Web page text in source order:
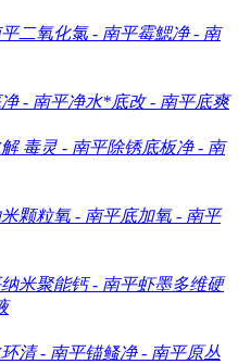
二氧化氯 - 南平霉鰓净 - 南
- 南平净水*底改 - 南平底爽
毒灵 - 南平除锈底板净 - 南
颗粒氧 - 南平底加氧 - 南平
米聚能钙 - 南平虾墨多维硬
清 - 南平锚鳋净 - 南平原丛